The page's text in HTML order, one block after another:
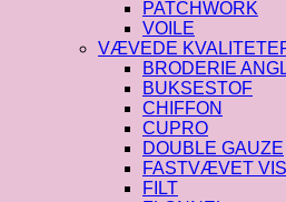
PATCHWORK
VOILE
VÆVEDE
BRODERIE
BUKSESTOF
CHIFFON
CUPRO
DOUBLE GAUZE
FASTVÆVET
FILT